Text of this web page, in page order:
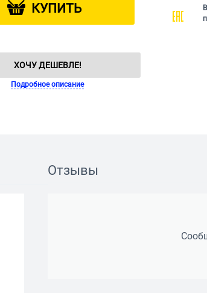
КУПИТЬ
ХОЧУ ДЕШЕВЛЕ!
Подробное описание
Отзывы